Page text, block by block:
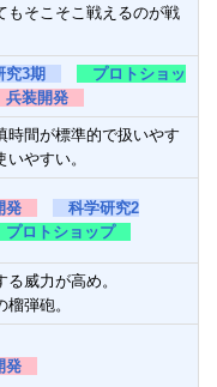
もそこそこ戦えるのが戦
究3期
プロトショッ
兵装開発
時間が標準的で扱いやす
やすい。
発
科学研究2
プロトショップ
威力が高め。
弾砲。
発